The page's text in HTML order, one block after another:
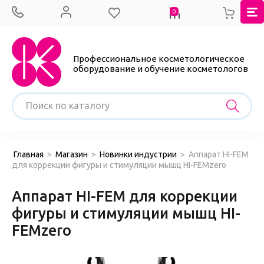
0
Профессиональное косметологическое
оборудование и обучение косметологов
Главная > Магазин > Новинки индустрии > Аппарат HI-FEM
для коррекции фигуры и стимуляции мышц HI-FEMzero
Аппарат HI-FEM для коррекции
фигуры и стимуляции мышц HI-
FEMzero